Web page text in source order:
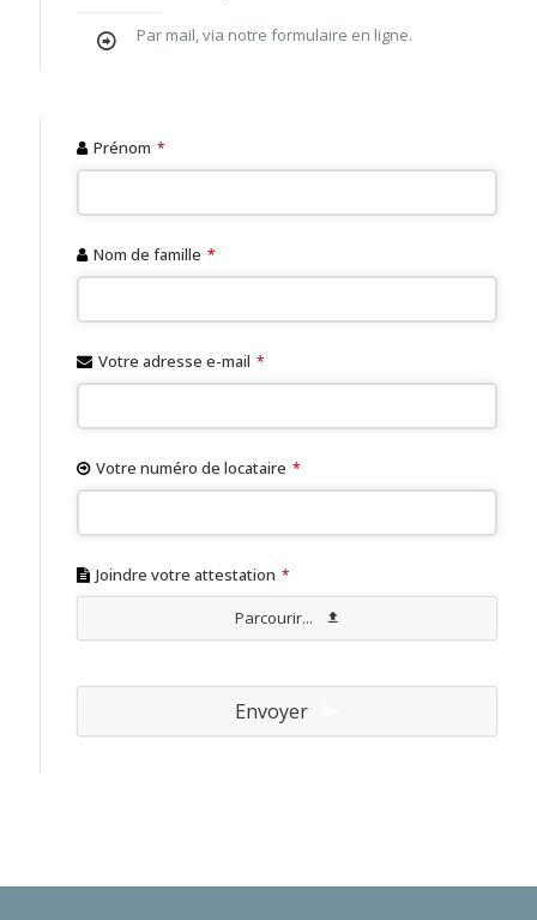
Par mail, via notre formulaire en ligne.
Prénom *
Nom de famille *
Votre adresse e-mail *
Votre numéro de locataire *
E
m
l
Joindre votre attestation *
Parcourir...
Envoyer